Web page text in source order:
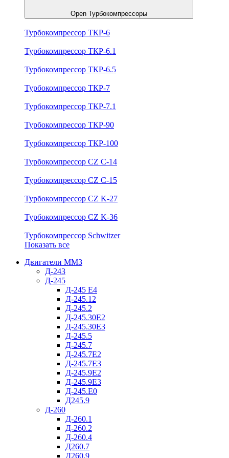
Open Турбокомпрессоры
Турбокомпрессор ТКР-6
Турбокомпрессор ТКР-6.1
Турбокомпрессор ТКР-6.5
Турбокомпрессор ТКР-7
Турбокомпрессор ТКР-7.1
Турбокомпрессор ТКР-90
Турбокомпрессор ТКР-100
Турбокомпрессор CZ C-14
Турбокомпрессор CZ C-15
Турбокомпрессор CZ K-27
Турбокомпрессор CZ K-36
Турбокомпрессор Schwitzer
Показать все
Двигатели ММЗ
Д-243
Д-245
Д-245 Е4
Д-245.12
Д-245.2
Д-245.30Е2
Д-245.30Е3
Д-245.5
Д-245.7
Д-245.7Е2
Д-245.7Е3
Д-245.9Е2
Д-245.9Е3
Д-245.Е0
Д245.9
Д-260
Д-260.1
Д-260.2
Д-260.4
Д260.7
Д260.9